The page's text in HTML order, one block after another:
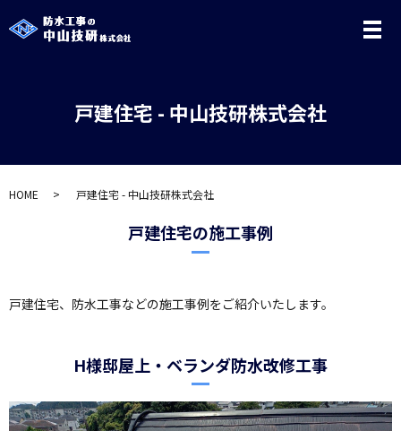
メ
戸建住宅 - 中山技研株式会社
HOME 戸建住宅 - 中山技研株式会社
戸建住宅の施工事例
戸建住宅、防水工事などの施工事例をご紹介いたします。
H様邸屋上・ベランダ防水改修工事